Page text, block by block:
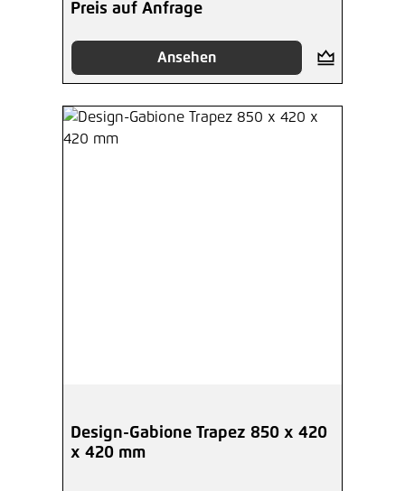
Preis auf Anfrage
Ansehen
Design-Gabione Trapez 850 x 420
x 420 mm